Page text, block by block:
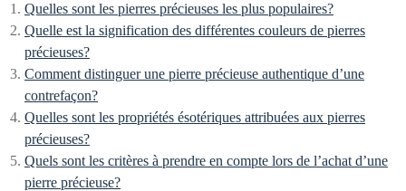
Quelles sont les pierres précieuses les plus populaires?
Quelle est la signification des différentes couleurs de pierres
précieuses?
Comment distinguer une pierre précieuse authentique d’une
contrefaçon?
Quelles sont les propriétés ésotériques attribuées aux pierres
précieuses?
Quels sont les critères à prendre en compte lors de l’achat d’une
pierre précieuse?